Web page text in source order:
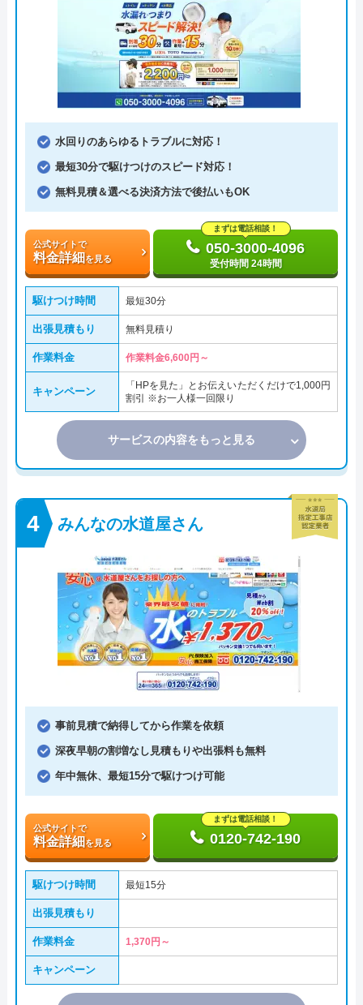
水回りのあらゆるトラブルに対応！
最短30分で駆けつけのスピード対応！
無料見積＆選べる決済方法で後払いもOK
公式サイトで
料金詳細を見る
まずは電話相談！
050-3000-4096
受付時間 24時間
駆けつけ時間 最短30分
出張見積もり 無料見積り
作業料金 作業料金6,600円～
キャンペーン
「HPを見た」とお伝えいただくだけで1,000円
割引 ※お一人様一回限り
サービスの内容をもっと見る
みんなの水道屋さん
事前見積で納得してから作業を依頼
深夜早朝の割増なし見積もりや出張料も無料
年中無休、最短15分で駆けつけ可能
公式サイトで
料金詳細を見る
まずは電話相談！
0120-742-190
駆けつけ時間 最短15分
出張見積もり
作業料金 1,370円～
キャンペーン